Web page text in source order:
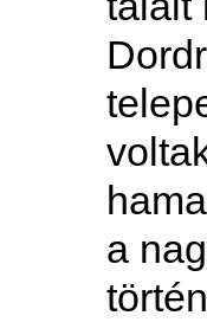
a